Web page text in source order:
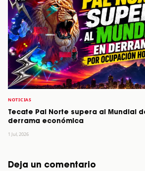
NOTICIAS
Tecate Pal Norte supera al Mundial
derrama económica
1 Jul, 2026
Deja un comentario